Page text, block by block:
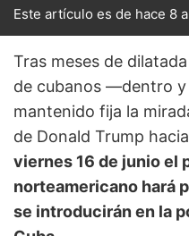
Este artículo es de hace 8
Tras meses de
de cubanos ―dentro y
mantenido fija la
de Donald Trump
viernes 16 de junio el
norteamericano hará
se introducirán en la